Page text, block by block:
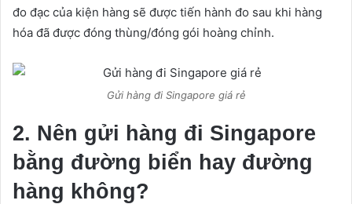
đo đạc của kiện hàng sẽ được tiến hành đo sau khi hàng
hóa đã được đóng thùng/đóng gói hoàng chỉnh.
Gửi hàng đi Singapore giá rẻ
2. Nên gửi hàng đi Singapore
bằng đường biển hay đường
hàng không?